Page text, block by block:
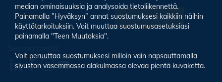
Tilaa uutiskirje
median ominaisuuksia ja analysoida tietoliikennettä.
Painamalla ”Hyväksyn” annat suostumuksesi kaikkiin näihin
käyttötarkoituksiin. Voit muuttaa suostumusasetuksiasi
painamalla "Teen Muutoksia".
Voit peruuttaa suostumuksesi milloin vain napsauttamalla
sivuston vasemmassa alakulmassa olevaa pientä kuvaketta.